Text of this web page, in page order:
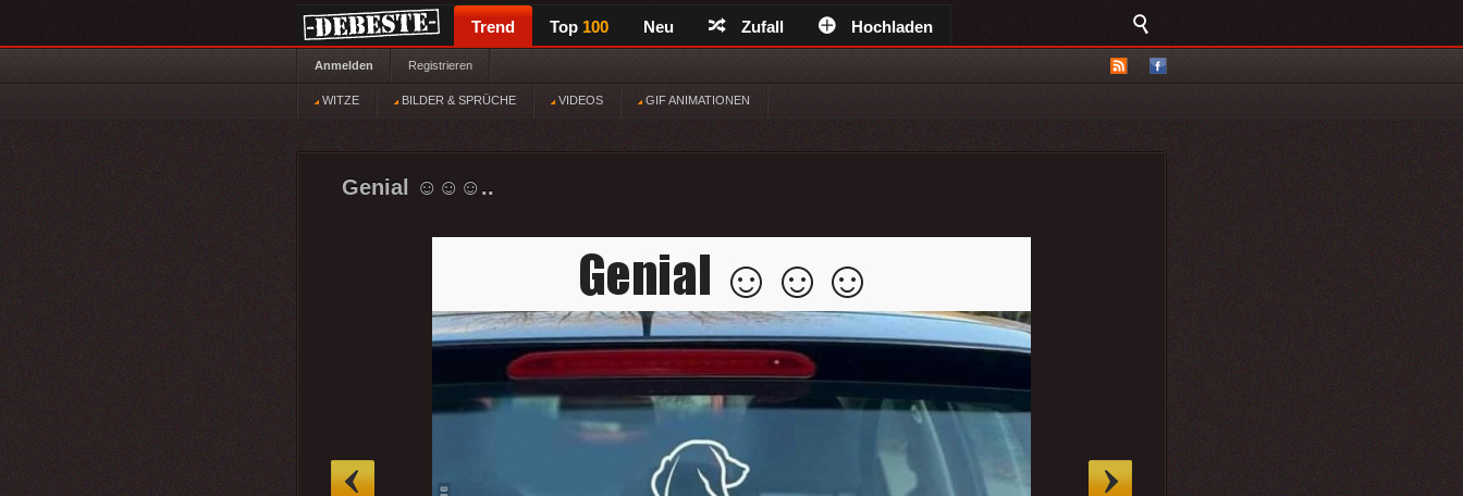
Trend Top 100 Neu Zufall Hochladen
Anmelden Registrieren
WITZE BILDER & SPRÜCHE VIDEOS GIF ANIMATIONEN
Genial ☺☺☺..